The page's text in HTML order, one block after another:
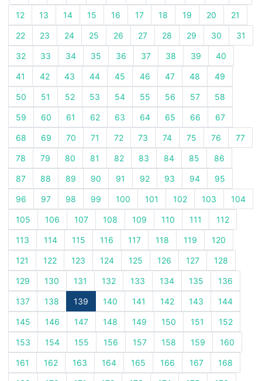
12 13 14 15 16 17 18 19 20 21
22 23 24 25 26 27 28 29 30 31
32 33 34 35 36 37 38 39 40
41 42 43 44 45 46 47 48 49
50 51 52 53 54 55 56 57 58
59 60 61 62 63 64 65 66 67
68 69 70 71 72 73 74 75 76 77
78 79 80 81 82 83 84 85 86
87 88 89 90 91 92 93 94 95
96 97 98 99 100 101 102 103 104
105 106 107 108 109 110 111 112
113 114 115 116 117 118 119 120
121 122 123 124 125 126 127 128
129 130 131 132 133 134 135 136
137 138 139 140 141 142 143 144
145 146 147 148 149 150 151 152
153 154 155 156 157 158 159 160
161 162 163 164 165 166 167 168